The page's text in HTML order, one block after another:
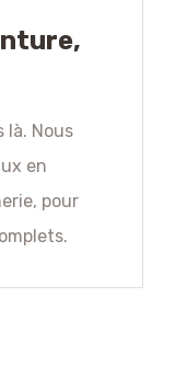
là. Nous
en
pour